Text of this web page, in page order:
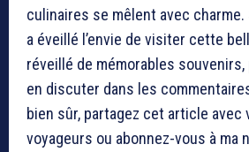
culinaires se mêlent avec
a éveillé l’envie de visiter cette
réveillé de mémorables
en discuter dans les
bien sûr, partagez cet article avec
voyageurs ou abonnez-vous à ma